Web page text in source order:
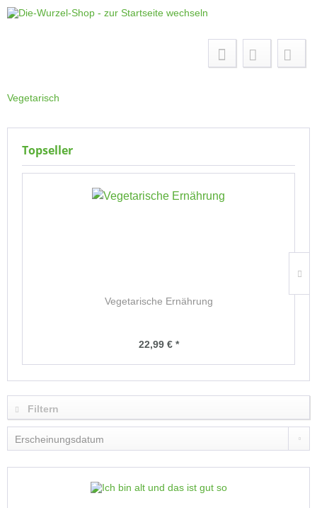
Vegetarisch
Topseller
Vegetarische Ernährung
22,99 € *
Filtern